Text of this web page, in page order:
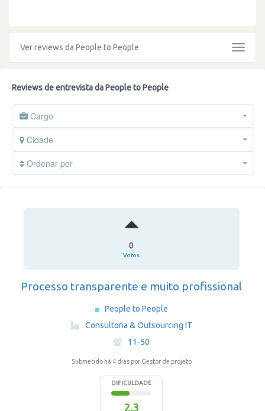
Ver reviews da People to People
Toggle
Reviews de entrevista da People to People
Cargo
Cidade
Ordenar por
0
Votos
Processo transparente e muito profissional
People to People
·
Consultoria & Outsourcing IT
·
11-50
Submetido há 4 dias por Gestor de projeto
DIFICULDADE
2.3